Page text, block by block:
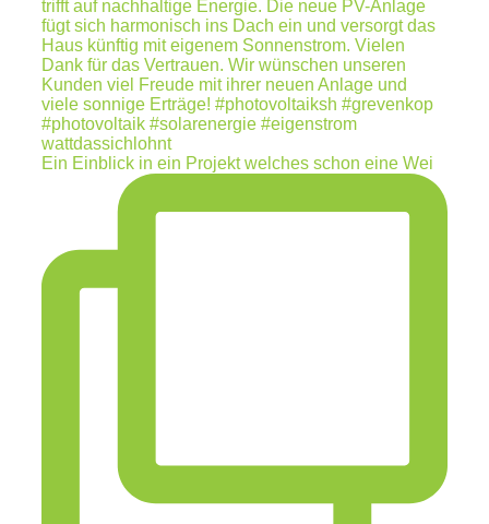
Ein Einblick in ein Projekt welches schon eine Wei